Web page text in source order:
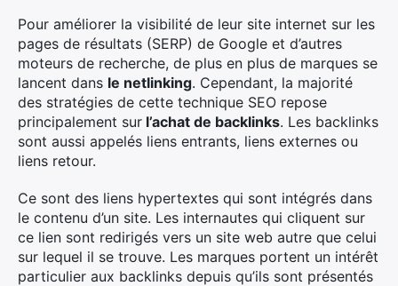
Pour améliorer la visibilité de leur site internet sur les
pages de résultats (SERP) de Google et d’autres
moteurs de recherche, de plus en plus de marques se
lancent dans le netlinking. Cependant, la majorité
des stratégies de cette technique SEO repose
principalement sur l’achat de backlinks. Les backlinks
sont aussi appelés liens entrants, liens externes ou
liens retour.
Ce sont des liens hypertextes qui sont intégrés dans
le contenu d’un site. Les internautes qui cliquent sur
ce lien sont redirigés vers un site web autre que celui
sur lequel il se trouve. Les marques portent un intérêt
particulier aux backlinks depuis qu’ils sont présentés